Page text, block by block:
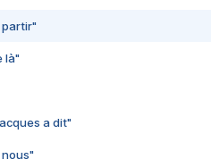
partir"
là"
a dit"
nous"